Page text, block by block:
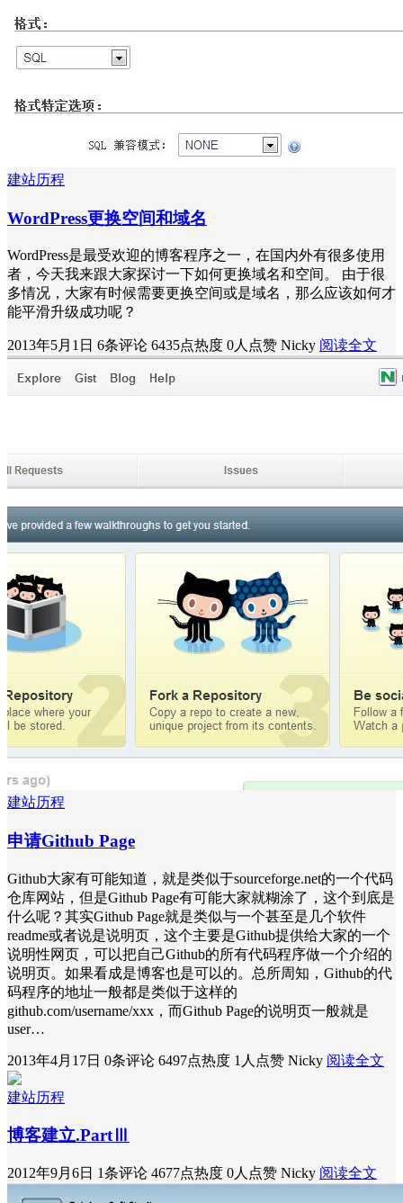
建站历程
WordPress更换空间和域名
WordPress是最受欢迎的博客程序之一，在国内外有很多使用
者，今天我来跟大家探讨一下如何更换域名和空间。 由于很
多情况，大家有时候需要更换空间或是域名，那么应该如何才
能平滑升级成功呢？
2013年5月1日 6条评论 6435点热度 0人点赞 Nicky 阅读全文
建站历程
申请Github Page
Github大家有可能知道，就是类似于sourceforge.net的一个代码
仓库网站，但是Github Page有可能大家就糊涂了，这个到底是
什么呢？其实Github Page就是类似与一个甚至是几个软件
readme或者说是说明页，这个主要是Github提供给大家的一个
说明性网页，可以把自己Github的所有代码程序做一个介绍的
说明页。如果看成是博客也是可以的。总所周知，Github的代
码程序的地址一般都是类似于这样的
github.com/username/xxx，而Github Page的说明页一般就是
user…
2013年4月17日 0条评论 6497点热度 1人点赞 Nicky 阅读全文
建站历程
博客建立.PartⅢ
2012年9月6日 1条评论 4677点热度 0人点赞 Nicky 阅读全文